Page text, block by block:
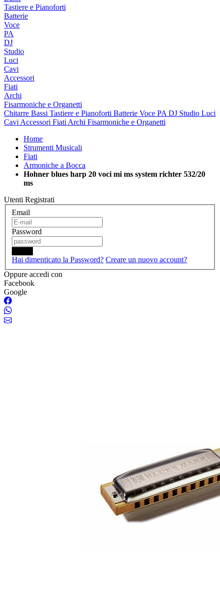
Tastiere e Pianoforti
Batterie
Voce
PA
DJ
Studio
Luci
Cavi
Accessori
Fiati
Archi
Fisarmoniche e Organetti
Chitarre Bassi Tastiere e Pianoforti Batterie Voce PA DJ Studio Luci
Cavi Accessori Fiati Archi Fisarmoniche e Organetti
Home
Strumenti Musicali
Fiati
Armoniche a Bocca
Hohner blues harp 20 voci mi ms system richter 532/20
ms
Utenti Registrati
Email
Password
Hai dimenticato la Password? Creare un nuovo account?
Oppure accedi con
Facebook
Google